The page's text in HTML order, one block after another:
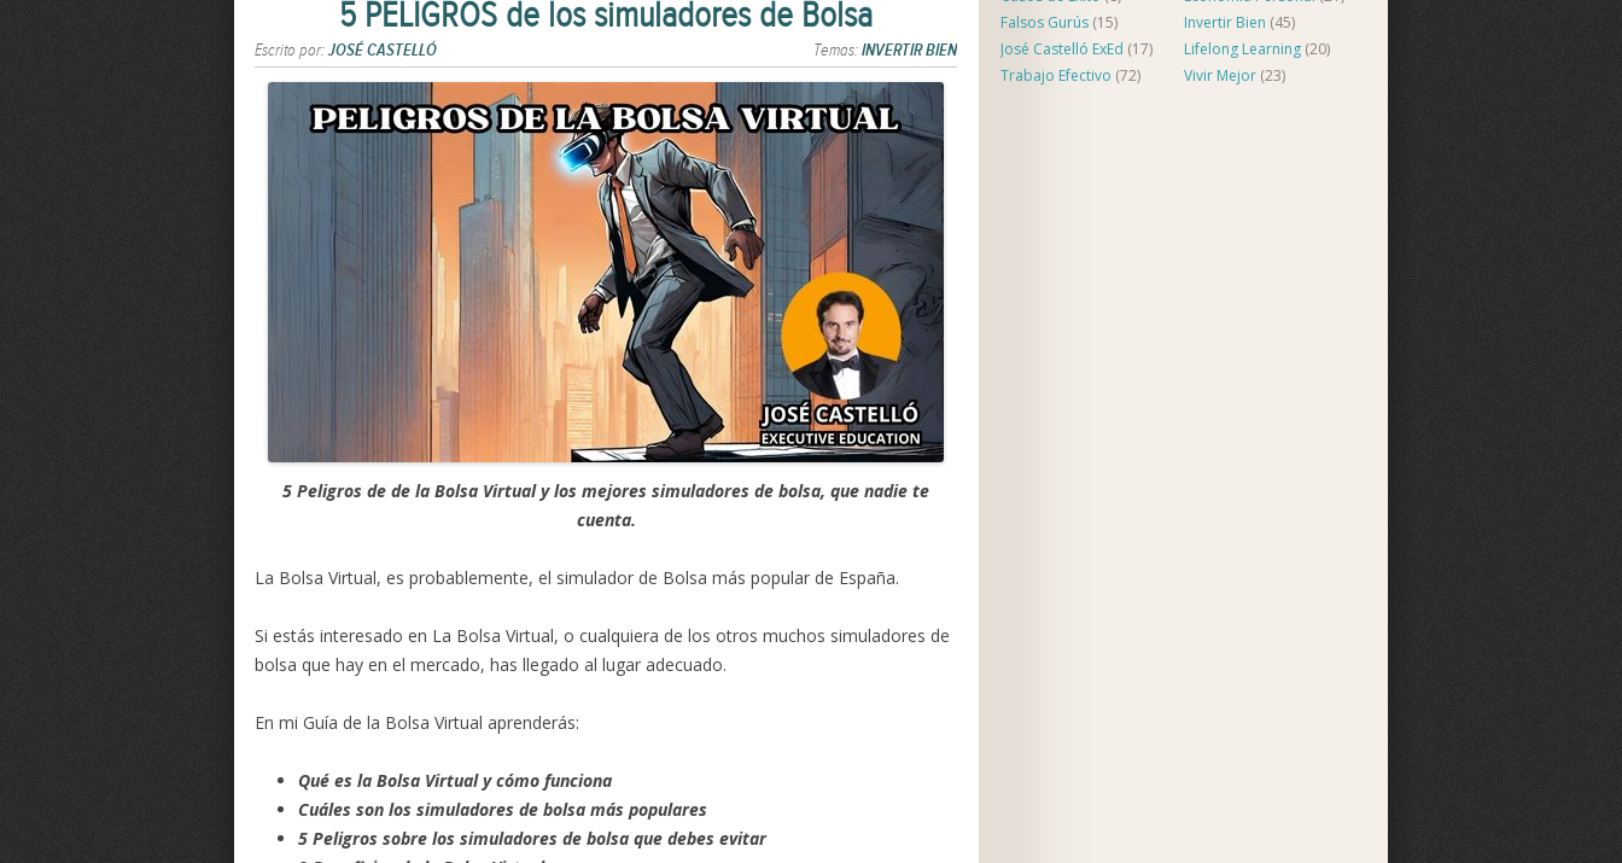
5 PELIGROS de los simuladores de Bolsa
Temas:INVERTIR BIEN
Escrito por:JOSÉ CASTELLÓ
5 Peligros de de la Bolsa Virtual y los mejores simuladores de bolsa, que nadie te
cuenta.
La Bolsa Virtual, es probablemente, el simulador de Bolsa más popular de España.
Si estás interesado en La Bolsa Virtual, o cualquiera de los otros muchos simuladores de
bolsa que hay en el mercado, has llegado al lugar adecuado.
En mi Guía de la Bolsa Virtual aprenderás:
Qué es la Bolsa Virtual y cómo funciona
Cuáles son los simuladores de bolsa más populares
5 Peligros sobre los simuladores de bolsa que debes evitar
Falsos Gurús (15) Invertir Bien (45)
José Castelló ExEd (17) Lifelong Learning(20)
Trabajo Efectivo (72) Vivir Mejor(23)